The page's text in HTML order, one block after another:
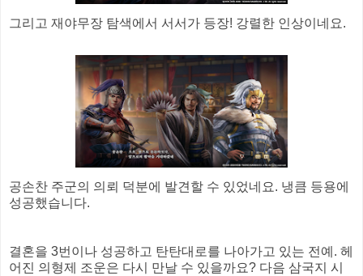
그리고 재야무장 탐색에서 서서가 등장! 강렬한 인상이네요.
공손찬 주군의 의뢰 덕분에 발견할 수 있었네요. 냉큼 등용에
성공했습니다.
결혼을 3번이나 성공하고 탄탄대로를 나아가고 있는 전예. 헤
어진 의형제 조운은 다시 만날 수 있을까요? 다음 삼국지 시